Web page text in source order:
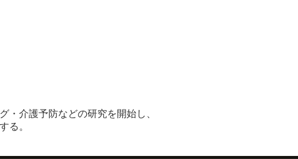
・介護予防などの研究を開始し、
る。